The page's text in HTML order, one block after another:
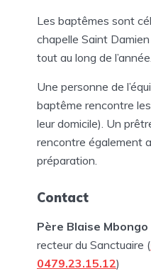
Les baptêmes sont
chapelle Saint
tout au long de l’année.
Une personne de
baptême rencontre
leur domicile). Un
rencontre également
préparation.
Contact
Père Blaise Mbongo
recteur du Sanctuaire (
0479.23.15.12)